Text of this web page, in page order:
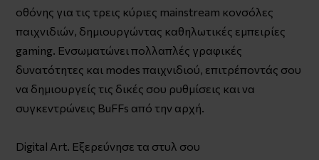
οθόνης για τις τρεις κύριες mainstream κονσόλες
παιχνιδιών, δημιουργώντας καθηλωτικές εμπειρίες
gaming. Ενσωματώνει πολλαπλές γραφικές
δυνατότητες και modes παιχνιδιού, επιτρέποντάς σου
να δημιουργείς τις δικές σου ρυθμίσεις και να
συγκεντρώνεις BuFFs από την αρχή.
Digital Art. Εξερεύνησε τα στυλ σου